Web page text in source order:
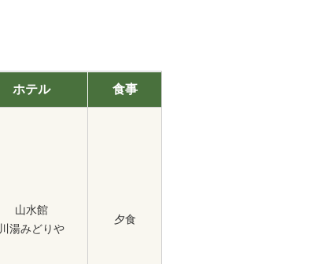
ホテル 食事
山水館
川湯みどりや
夕食